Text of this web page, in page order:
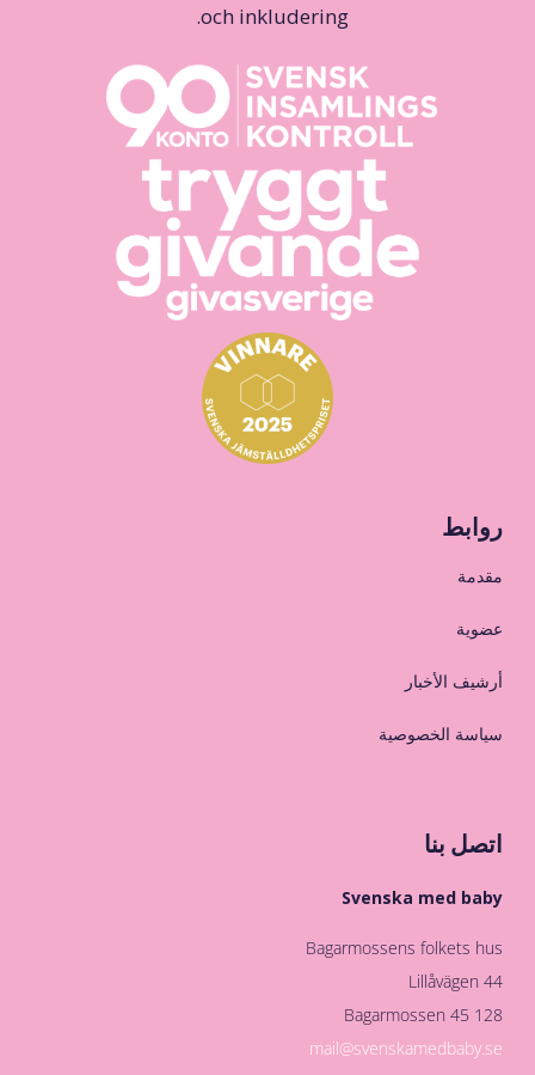
och inkludering.
روابط
مقدمة
عضوية
أرشيف الأخبار
سياسة الخصوصية
اتصل بنا
Svenska med baby
Bagarmossens folkets hus
Lillåvägen 44
128 45 Bagarmossen
mail@svenskamedbaby.se